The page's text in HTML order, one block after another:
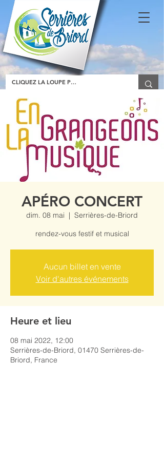
APÉRO CONCERT
dim. 08 mai
  |
Serrières-de-Briord
rendez-vous festif et musical
Aucun billet en vente
Voir d'autres événements
Heure et lieu
08 mai 2022, 12:00
Serrières-de-Briord, 01470 Serrières-de-
Briord, France